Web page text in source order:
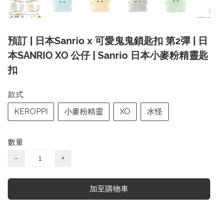
預訂 | 日本Sanrio x 可愛鬼鬼鎖匙扣 第2彈 | 日
本SANRIO XO 公仔 | Sanrio 日本小麥粉精靈匙
扣
款式
KEROPPI
小麥粉精靈 XO 水怪
數量
−
+
加至購物車